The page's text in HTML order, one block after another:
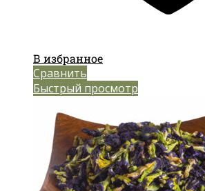
В избранное
Сравнить
Быстрый просмотр